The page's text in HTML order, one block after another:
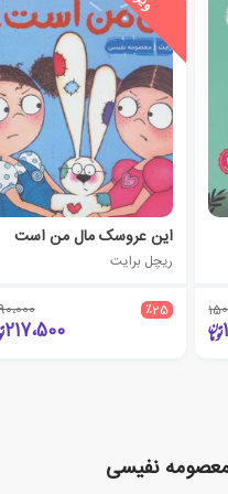
این عروسک مال من است
ریچل برایت
٪25
217،500
معصومه نفیسی